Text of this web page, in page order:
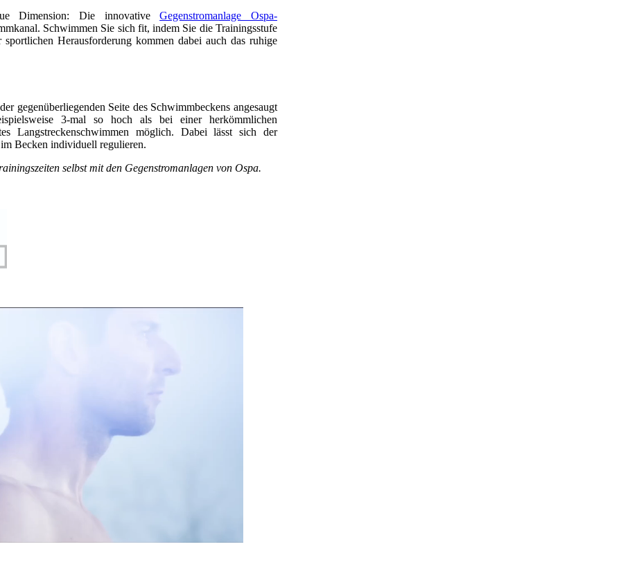
Dimension: Die innovativeGegenstromanlage Ospa-
Schwimmen Sie sich fit, indem Sie die Trainingsstufe
Herausforderung kommen dabei auch das ruhige
gegenüberliegenden Seite des Schwimmbeckens angesaugt
3-mal so hoch als bei einer herkömmlichen
Langstreckenschwimmen möglich. Dabei lässt sich der
Becken individuell regulieren.
selbst mit den Gegenstromanlagen von Ospa.